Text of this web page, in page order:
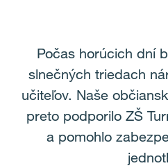
Počas horúcich dní
slnečných triedach
učiteľov. Naše
preto podporilo ZŠ
a pomohlo